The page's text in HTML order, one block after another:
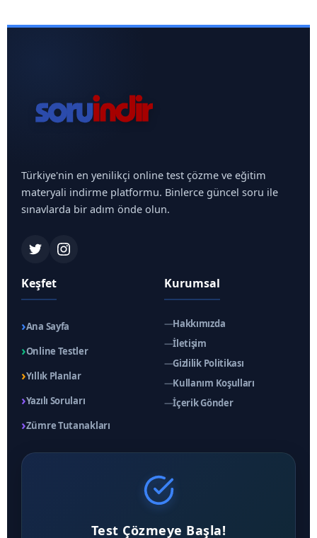
Türkiye'nin en yenilikçi online test çözme ve eğitim
materyali indirme platformu. Binlerce güncel soru ile
sınavlarda bir adım önde olun.
Keşfet
›Ana Sayfa
›Online Testler
›Yıllık Planlar
›Yazılı Soruları
›Zümre Tutanakları
Kurumsal
—Hakkımızda
—İletişim
—Gizlilik Politikası
—Kullanım Koşulları
—İçerik Gönder
Test Çözmeye Başla!